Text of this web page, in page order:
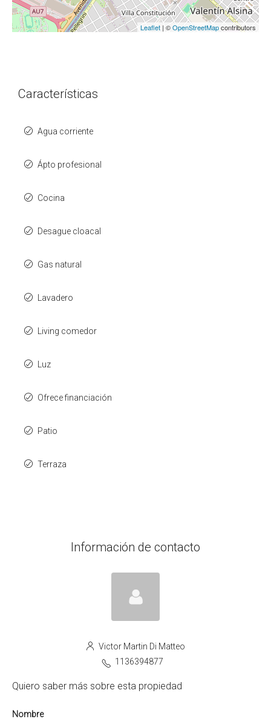
Leaflet | ©OpenStreetMapcontributors
Características
Agua corriente
Ápto profesional
Cocina
Desague cloacal
Gas natural
Lavadero
Living comedor
Luz
Ofrece financiación
Patio
Terraza
Información de contacto
Victor Martin Di Matteo
1136394877
Quiero saber más sobre esta propiedad
Nombre